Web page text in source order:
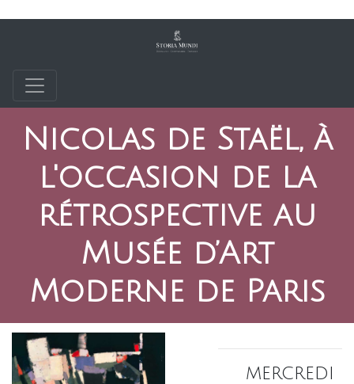
Nicolas de Staël, à
l'occasion de la
rétrospective au
Musée d’Art
Moderne de Paris
mercredi